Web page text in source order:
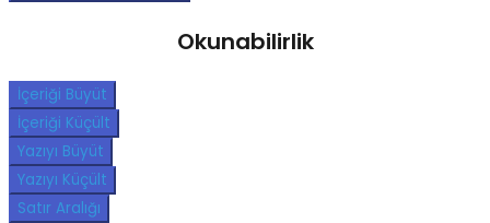
Okunabilirlik
İçeriği Büyüt
İçeriği Küçült
Yazıyı Büyüt
Yazıyı Küçült
Satır Aralığı